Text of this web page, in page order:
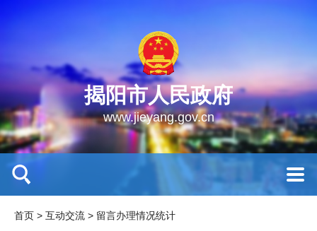
揭阳市人民政府
www.jieyang.gov.cn
首页 > 互动交流 > 留言办理情况统计